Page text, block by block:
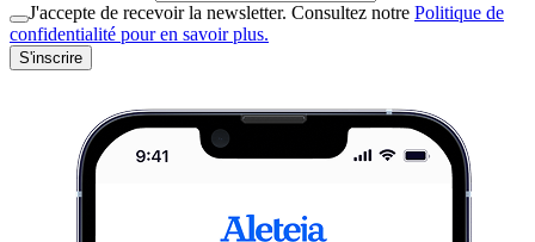
J'accepte de recevoir la newsletter. Consultez notre Politique de
confidentialité pour en savoir plus.
S'inscrire